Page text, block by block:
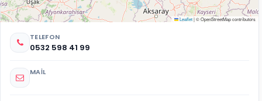
Leaflet|© OpenStreetMap contributors
TELEFON
0532 598 41 99
MAIL